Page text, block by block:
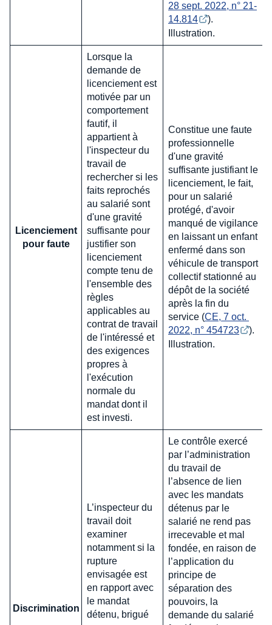
28 sept. 2022, n° 21-
14.814
).
Illustration.
Licenciement
pour faute
Lorsque la
demande de
licenciement est
motivée par un
comportement
fautif, il
appartient à
l'inspecteur du
travail de
rechercher si les
faits reprochés
au salarié sont
d'une gravité
suffisante pour
justifier son
licenciement
compte tenu de
l'ensemble des
règles
applicables au
contrat de travail
de l'intéressé et
des exigences
propres à
l'exécution
normale du
mandat dont il
est investi.
Constitue une faute
professionnelle
d'une gravité
suffisante justifiant le
licenciement, le fait,
pour un salarié
protégé, d'avoir
manqué de vigilance
en laissant un enfant
enfermé dans son
véhicule de transport
collectif stationné au
dépôt de la société
après la fin du
service (CE, 7 oct.
2022, n° 454723
).
Illustration.
Discrimination
L’inspecteur du
travail doit
examiner
notamment si la
rupture
envisagée est
en rapport avec
le mandat
détenu, brigué
Le contrôle exercé
par l’administration
du travail de
l’absence de lien
avec les mandats
détenus par le
salarié ne rend pas
irrecevable et mal
fondée, en raison de
l’application du
principe de
séparation des
pouvoirs, la
demande du salarié